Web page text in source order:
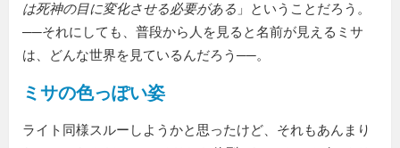
は死神の目に変化させる必要がある 」ということだろう。
──それにしても、普段から人を見ると名前が見えるミサ
は、どんな世界を見ているんだろう──。
ミサの色っぽい姿
ライト同様スルーしようかと思ったけど、それもあんまり